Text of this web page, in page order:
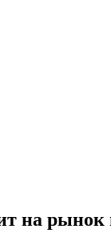
на